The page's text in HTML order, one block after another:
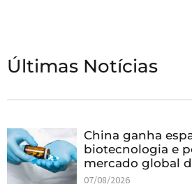
Últimas Notícias
China ganha
biotecnologia e
mercado global
07/08/2026